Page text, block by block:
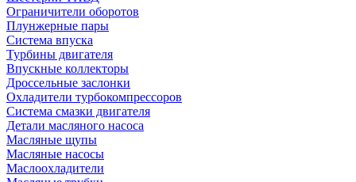
Ограничители оборотов
Плунжерные пары
Система впуска
Турбины двигателя
Впускные коллекторы
Дроссельные заслонки
Охладители турбокомпрессоров
Система смазки двигателя
Детали масляного насоса
Масляные щупы
Масляные насосы
Маслоохладители